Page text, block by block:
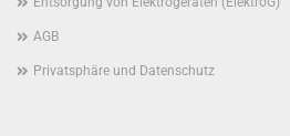
AGB
Privatsphäre und Datenschutz